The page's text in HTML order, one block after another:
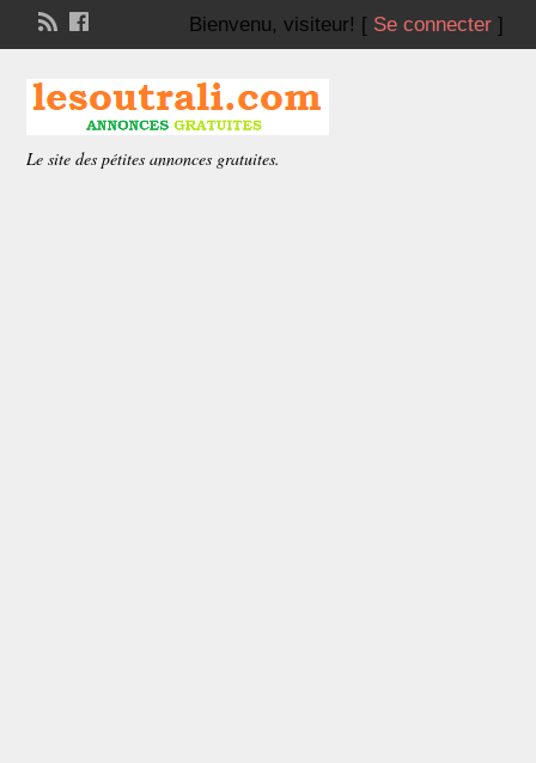
Bienvenu, visiteur! [ Se connecter]
Le site des pétites annonces gratuites.